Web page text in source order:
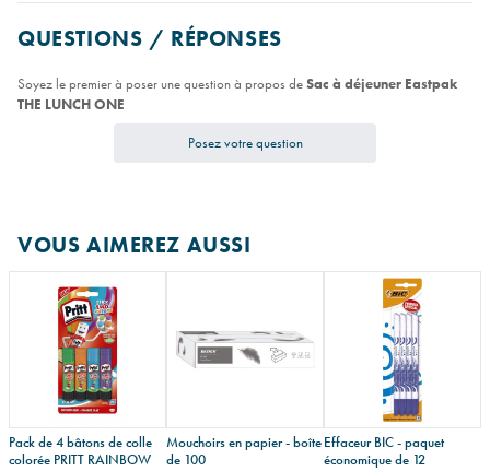
QUESTIONS / RÉPONSES
Soyez le premier à poser une question à propos deSac à déjeuner Eastpak
THE LUNCH ONE
Posez votre question
VOUS AIMEREZ AUSSI
Pack de 4 bâtons de colle
colorée PRITT RAINBOW
Mouchoirs en papier - boîte
de 100
Effaceur BIC - paquet
économique de 12